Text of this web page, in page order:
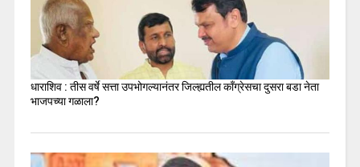
धाराशिव : तीस वर्षे सत्ता उपभोगल्यानंतर जिल्ह्यतील कॉंग्रेसचा दुसरा बडा नेता
भाजपच्या गळाला?